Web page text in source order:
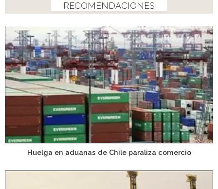
RECOMENDACIONES
Huelga en aduanas de Chile paraliza comercio